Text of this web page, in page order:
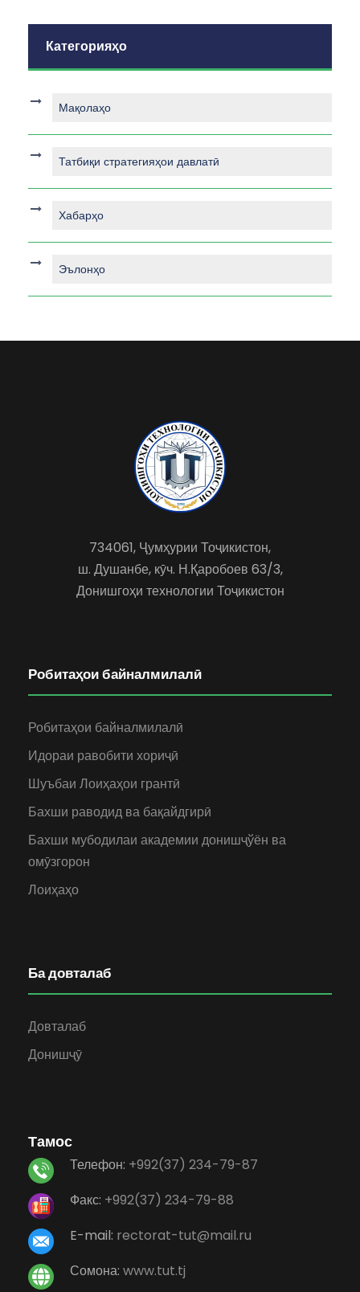
Категорияҳо
Мақолаҳо
Татбиқи стратегияҳои давлатӣ
Хабарҳо
Эълонҳо
734061, Ҷумҳурии Тоҷикистон,
ш. Душанбе, кӯч. Н.Қаробоев 63/3,
Донишгоҳи технологии Тоҷикистон
Робитаҳои байналмилалӣ
Робитаҳои байналмилалӣ
Идораи равобити хориҷӣ
Шуъбаи Лоиҳаҳои грантӣ
Бахши раводид ва бақайдгирӣ
Бахши мубодилаи академии донишҷўён ва
омӯзгорон
Лоиҳаҳо
Ба довталаб
Довталаб
Донишҷӯ
Тамос
Телефон: +992(37) 234-79-87
Факс: +992(37) 234-79-88
E-mail: rectorat-tut@mail.ru
Сомона: www.tut.tj